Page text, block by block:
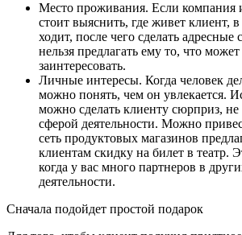
Место проживания. Если компания
стоит выяснить, где живет клиент, в
ходит, после чего сделать
нельзя предлагать ему то, что может
заинтересовать.
Личные интересы. Когда человек
можно понять, чем он увлекается.
можно сделать клиенту сюрприз,
сферой деятельности. Можно
сеть продуктовых магазинов
клиентам скидку на билет в театр.
когда у вас много партнеров в
деятельности.
Сначала подойдет простой подарок